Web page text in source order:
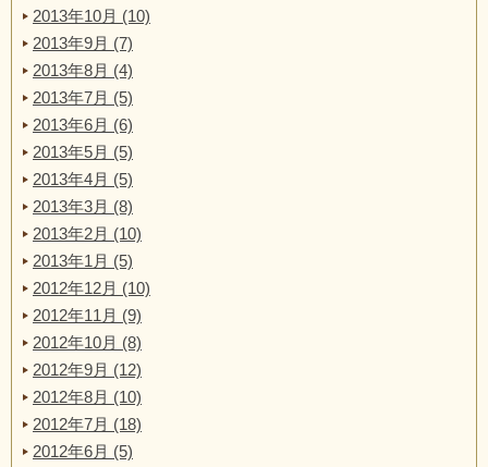
2013年10月 (10)
2013年9月 (7)
2013年8月 (4)
2013年7月 (5)
2013年6月 (6)
2013年5月 (5)
2013年4月 (5)
2013年3月 (8)
2013年2月 (10)
2013年1月 (5)
2012年12月 (10)
2012年11月 (9)
2012年10月 (8)
2012年9月 (12)
2012年8月 (10)
2012年7月 (18)
2012年6月 (5)